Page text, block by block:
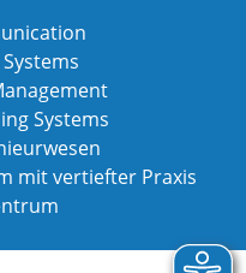
Systems
mit vertiefter Praxis